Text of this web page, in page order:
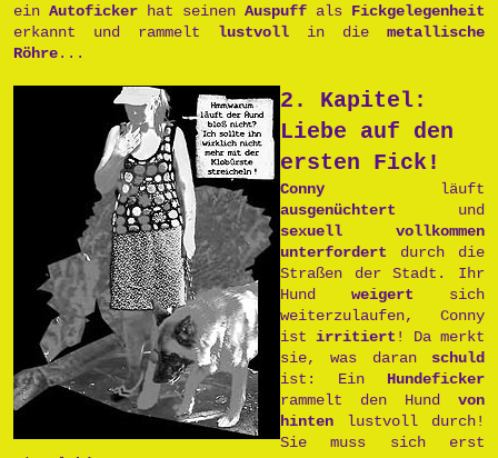
ein Autoficker hat seinen Auspuff als Fickgelegenheit
erkannt und rammelt lustvoll in die metallische
Röhre...
2. Kapitel:
Liebe auf den
ersten Fick!
Conny läuft
ausgenüchtert und
sexuell vollkommen
unterfordert durch die
Straßen der Stadt. Ihr
Hund weigert sich
weiterzulaufen, Conny
ist irritiert ! Da merkt
sie, was daran schuld
ist: Ein Hundeficker
rammelt den Hund von
hinten lustvoll durch!
Sie muss sich erst